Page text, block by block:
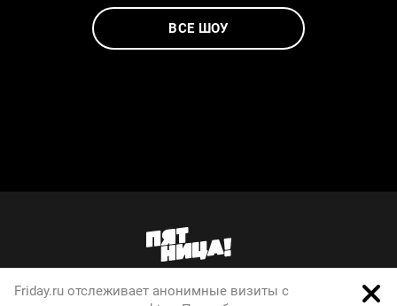
ВСЕ ШОУ
О телеканале
Friday.ru отслеживает анонимные визиты с